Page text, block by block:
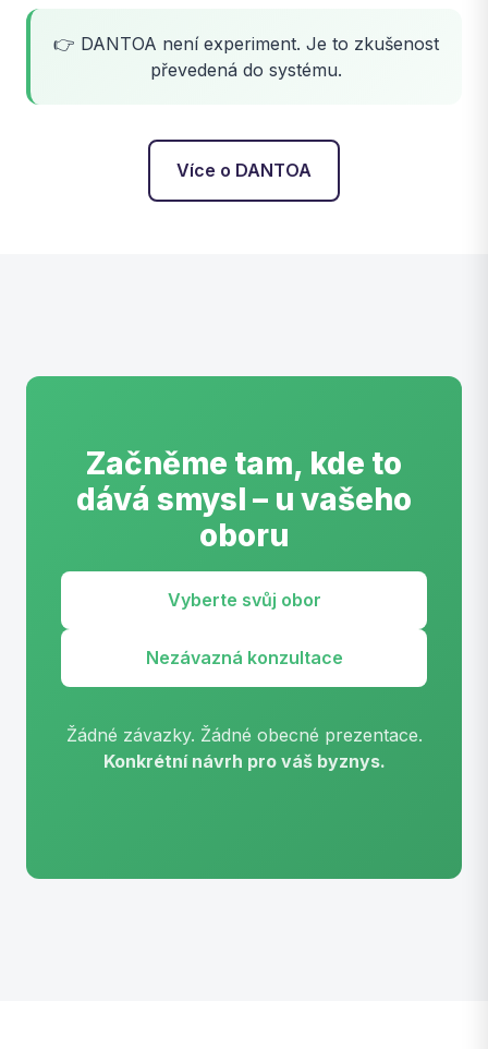
👉 DANTOA není experiment. Je to zkušenost
převedená do systému.
Více o DANTOA
Začněme tam, kde to
dává smysl – u vašeho
oboru
Vyberte svůj obor
Nezávazná konzultace
Žádné závazky. Žádné obecné prezentace.
Konkrétní návrh pro váš byznys.